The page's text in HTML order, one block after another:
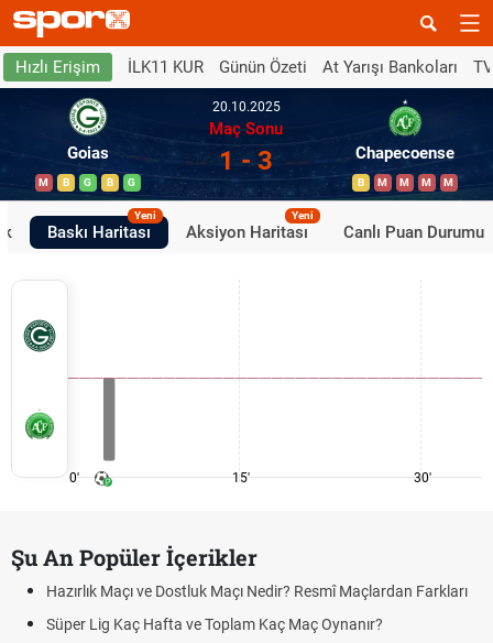
Hızlı Erişim İLK11 KUR Günün Özeti At Yarışı Bankoları
Goias
M B G B G
20.10.2025
Maç Sonu
1 - 3 Chapecoense
B M M M M
Baskı Haritası
Yeni
Aksiyon Haritası
Yeni
Canlı Puan Durumu
0' 15' 30'
Şu An Popüler İçerikler
Hazırlık Maçı ve Dostluk Maçı Nedir? Resmî Maçlardan Farkları
Süper Lig Kaç Hafta ve Toplam Kaç Maç Oynanır?